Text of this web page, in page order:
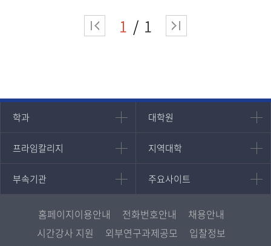
1 1
학과
인문과학대학
국어국문학과
영어영문학과
일본학과
대학원
대학원
대학원
경영대학원
프라임칼리지
프라임칼리지
학사학위과정
평생교육과정
지역대학
지역대학
지역대학 포털
서울지역대학
대구경북지역대학
인천지역대학
부속기관
부속기관
중앙도서관
원격교육혁신연구원
통합인문학연구소
주요사이트
주요사이트
멘토링
진로심리상담
교육정보화본부
홈페이지이용안내 전화번호안내
채용안내
시간강사 지원
외부연구과제공모
입찰정보